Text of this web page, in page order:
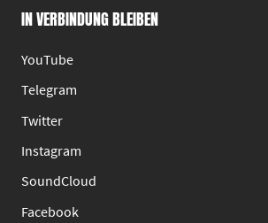
IN VERBINDUNG BLEIBEN
YouTube
Telegram
Twitter
Instagram
SoundCloud
Facebook